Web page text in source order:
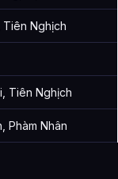
Tiên Nghịch
Tiên Nghịch
Phàm Nhân